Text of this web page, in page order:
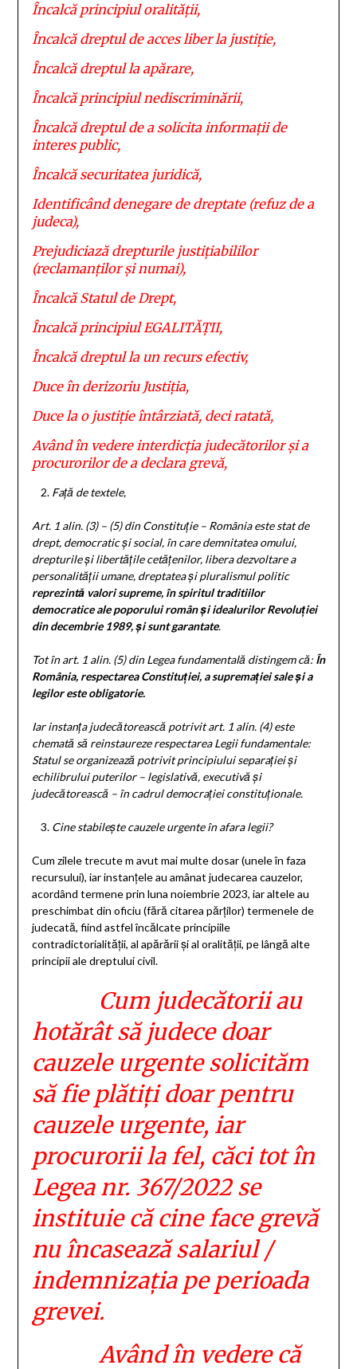
Încalcă principiul oralității,
Încalcă dreptul de acces liber la justiție,
Încalcă dreptul la apărare,
Încalcă principiul nediscriminării,
Încalcă dreptul de a solicita informații de
interes public,
Încalcă securitatea juridică,
Identificând denegare de dreptate (refuz de a
judeca),
Prejudiciază drepturile justițiabililor
(reclamanților și numai),
Încalcă Statul de Drept,
Încalcă principiul EGALITĂȚII,
Încalcă dreptul la un recurs efectiv,
Duce în derizoriu Justiția,
Duce la o justiție întârziată, deci ratată,
Având în vedere interdicția judecătorilor și a
procurorilor de a declara grevă,
Față de textele,
Art. 1 alin. (3) – (5) din Constituție – România este stat de
drept, democratic și social, în care demnitatea omului,
drepturile și libertățile cetățenilor, libera dezvoltare a
personalității umane, dreptateași pluralismul politic
reprezintă valori supreme, în spiritul traditiilor
democratice ale poporului român și idealurilor Revoluției
din decembrie 1989, și sunt garantate.
Tot în art. 1 alin. (5) din Legea fundamentală distingem că: În
România, respectarea Constituției, a supremației sale și a
legilor este obligatorie.
Iar instanța judecătorească potrivit art. 1 alin. (4) este
chemată să reinstaureze respectarea Legii fundamentale:
Statul se organizează potrivit principiului separației și
echilibrului puterilor – legislativă, executivă și
judecătorească – în cadrul democrației constituționale.
Cine stabilește cauzele urgente în afara legii?
Cum zilele trecute m avut mai multe dosar (unele în faza
recursului), iar instanțele au amânat judecarea cauzelor,
acordând termene prin luna noiembrie 2023, iar altele au
preschimbat din oficiu (fără citarea părților) termenele de
judecată, fiind astfel încălcate principiile
contradictorialității, al apărării și al oralității, pe lângă alte
principii ale dreptului civil.
Cum judecătorii au
hotărât să judece doar
cauzele urgente solicităm
să fie plătiți doar pentru
cauzele urgente, iar
procurorii la fel, căci tot în
Legea nr. 367/2022 se
instituie că cine face grevă
nu încasează salariul /
indemnizația pe perioada
grevei.
Având în vedere că